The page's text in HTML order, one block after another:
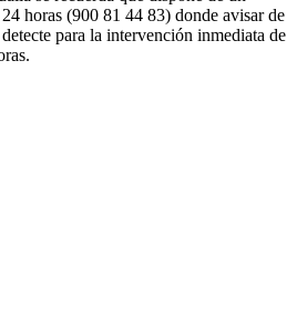
horas (900 81 44 83) donde avisar de
para la intervención inmediata de